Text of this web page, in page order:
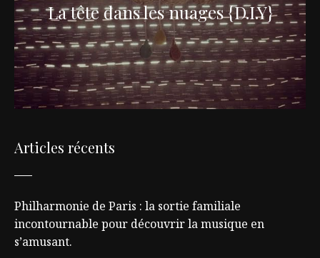
La tête dans les nuages {D.I.Y}
Articles récents
Philharmonie de Paris : la sortie familiale
incontournable pour découvrir la musique en
s’amusant.